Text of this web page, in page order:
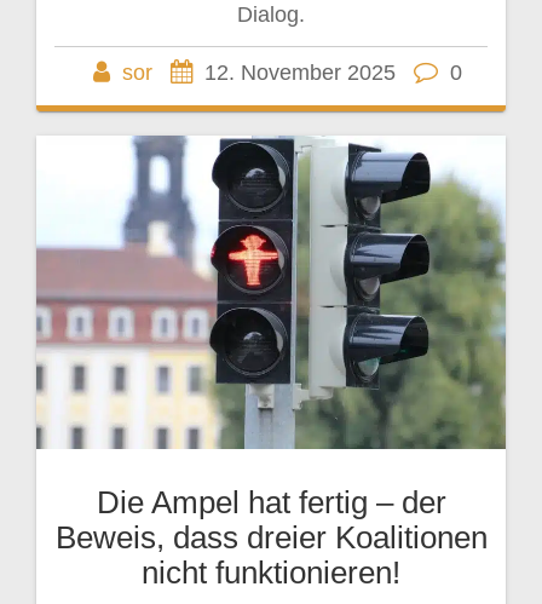
Dialog.
sor 12. November 2025 0
Die Ampel hat fertig – der
Beweis, dass dreier Koalitionen
nicht funktionieren!